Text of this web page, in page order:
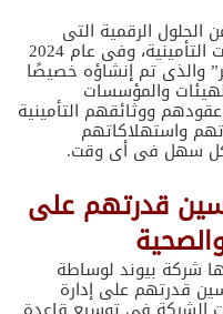
الحلول الرقمية التى
تسهل على العملاء استخدام الخدمات التأمينية، وفى عام 2024
والذى تم إنشاؤه خصيصًا
والمؤسسات
ووثائقهم التأمينية
واستهلاكاتهم
سهل فى أى وقت.
قدرتهم على
شركة بيوند لوساطة
قدرتهم على إدارة